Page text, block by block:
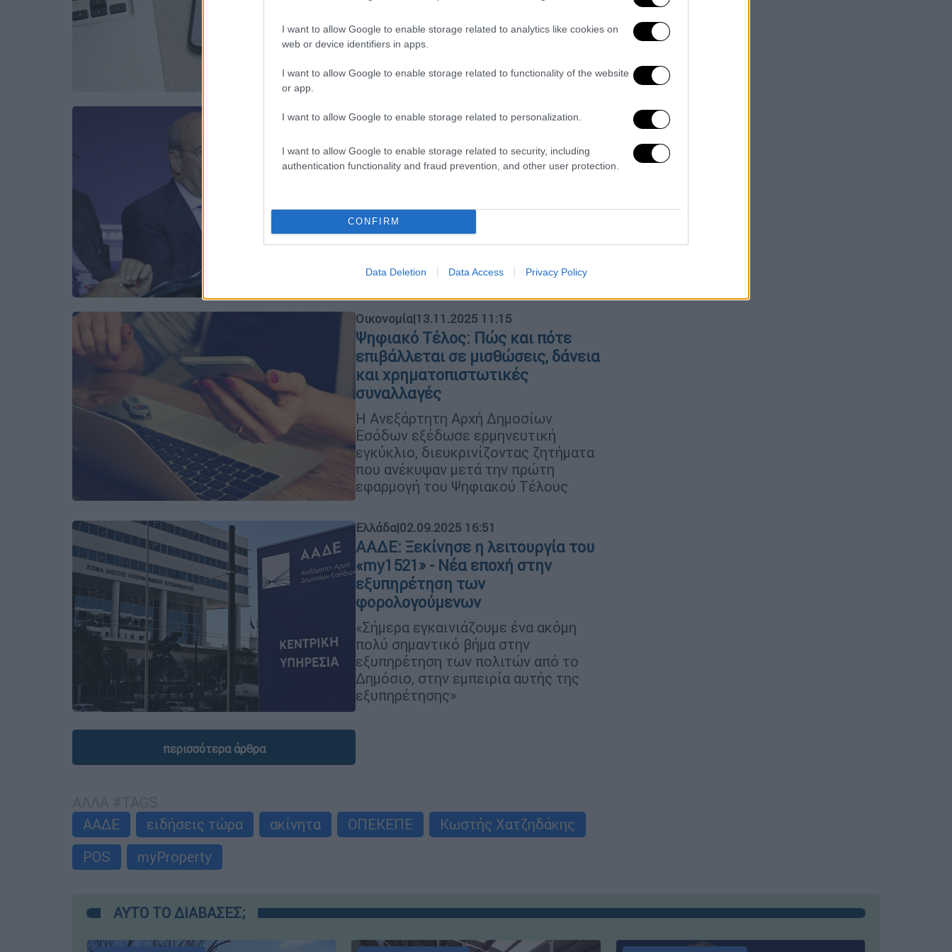
I want to allow Google to enable storage related to analytics like cookies on
web or device identifiers in apps.
I want to allow Google to enable storage related to functionality of the website
or app.
I want to allow Google to enable storage related to personalization.
I want to allow Google to enable storage related to security, including
authentication functionality and fraud prevention, and other user protection.
CONFIRM
Data Deletion Data Access Privacy Policy
συμμόρφωσης για τις εταιρείες
τεχνολογίας και πληρωμών
Ελλάδα|15.11.2025 19:08
γραφεία του ΟΠΕΚΕΠΕ: Πότε
αναμένονται οι πληρωμές στους
«Είναι απαραίτητη η ενσωμάτωση των
ελέγχων για αυτό υπήρξαν
εποχή διαφάνειας και δικαιοσύνης»
Οικονομία|13.11.2025 11:15
Ψηφιακό Τέλος: Πώς και πότε
επιβάλλεται σε μισθώσεις, δάνεια
και χρηματοπιστωτικές
συναλλαγές
Η Ανεξάρτητη Αρχή Δημοσίων
Εσόδων εξέδωσε ερμηνευτική
εγκύκλιο, διευκρινίζοντας ζητήματα
που ανέκυψαν μετά την πρώτη
εφαρμογή του Ψηφιακού Τέλους
Ελλάδα|02.09.2025 16:51
ΑΑΔΕ: Ξεκίνησε η λειτουργία του
«my1521» - Νέα εποχή στην
εξυπηρέτηση των
φορολογούμενων
«Σήμερα εγκαινιάζουμε ένα ακόμη
πολύ σημαντικό βήμα στην
εξυπηρέτηση των πολιτών από το
Δημόσιο, στην εμπειρία αυτής της
εξυπηρέτησης»
περισσότερα άρθρα
ΑΑΔΕ
ειδήσεις τώρα ακίνητα ΟΠΕΚΕΠΕ
Κωστής Χατζηδάκης
POS
myProperty
ΑΥΤΟ ΤΟ ΔΙΑΒΑΣΕΣ;